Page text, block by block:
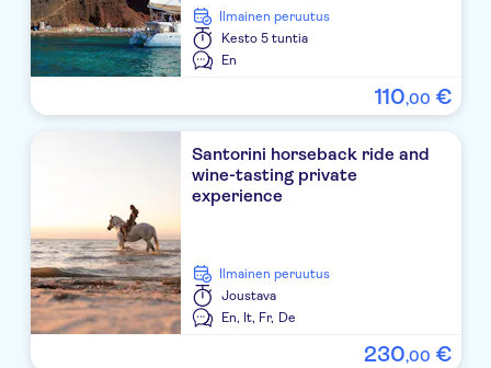
Myst Boutique Hotel
En Plo Boutique Suites
Tomato Factory
Nostos Studios
Monolithos Bus Stop
Ilmainen peruutus
Kesto 5 tuntia
En
110,00 €
Santorini horseback ride and
wine-tasting private
experience
Ilmainen peruutus
Joustava
En, It, Fr, De
230,00 €